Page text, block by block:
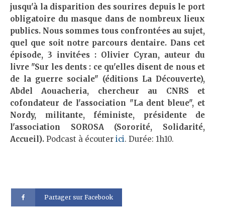
jusqu'à la disparition des sourires depuis le port
obligatoire du masque dans de nombreux lieux
publics. Nous sommes tous confronté·es au sujet,
quel que soit notre parcours dentaire. Dans cet
épisode, 3 invité·es : Olivier Cyran, auteur du
livre "Sur les dents : ce qu'elles disent de nous et
de la guerre sociale" (éditions La Découverte),
Abdel Aouacheria, chercheur au CNRS et
cofondateur de l'association "La dent bleue", et
Nordy, militante, féministe, présidente de
l'association SOROSA (Sororité, Solidarité,
Accueil). Podcast à écouter ici. Durée: 1h10.
Partager sur Facebook